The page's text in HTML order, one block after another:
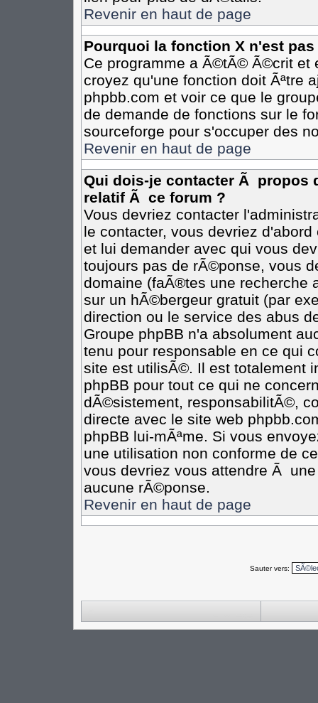
Revenir en haut de page
Pourquoi la fonction X n'est
Ce programme a Ã©tÃ© Ã©crit et
croyez qu'une fonction doit Ãªtre
phpbb.com et voir ce que le
de demande de fonctions sur le
sourceforge pour s'occuper des
Revenir en haut de page
Qui dois-je contacter Ã propos
relatif Ã ce forum ?
Vous devriez contacter
le contacter, vous devriez
et lui demander avec qui vous
toujours pas de rÃ©ponse, vous
domaine (faÃ®tes une recherche
sur un hÃ©bergeur gratuit (par
direction ou le service des abus
Groupe phpBB n'a absolument
tenu pour responsable en ce qui
site est utilisÃ©. Il est totalement
phpBB pour tout ce qui ne
dÃ©sistement, responsabilitÃ©,
directe avec le site web
phpBB lui-mÃªme. Si vous
une utilisation non conforme de
vous devriez vous attendre Ã
aucune rÃ©ponse.
Revenir en haut de page
Sauter vers: